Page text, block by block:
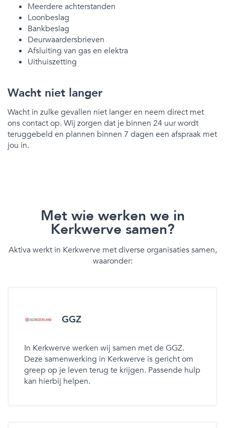
Meerdere achterstanden
Loonbeslag
Bankbeslag
Deurwaardersbrieven
Afsluiting van gas en elektra
Uithuiszetting
Wacht niet langer
Wacht in zulke gevallen niet langer en neem direct met
ons contact op. Wij zorgen dat je binnen 24 uur wordt
teruggebeld en plannen binnen 7 dagen een afspraak met
jou in.
Met wie werken we in
Kerkwerve samen?
Aktiva werkt in Kerkwerve met diverse organisaties samen,
waaronder:
GGZ
In Kerkwerve werken wij samen met de GGZ.
Deze samenwerking in Kerkwerve is gericht om
greep op je leven terug te krijgen. Passende hulp
kan hierbij helpen.